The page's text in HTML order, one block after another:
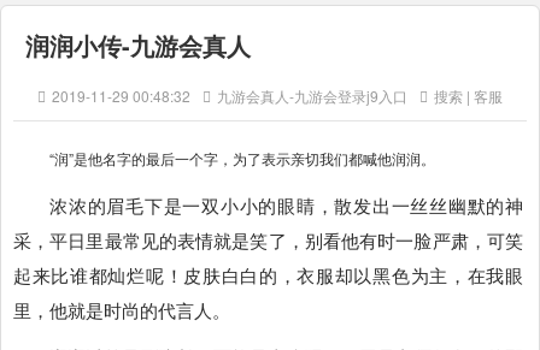
润润小传-九游会真人
2019-11-29 00:48:32 九游会真人-九游会登录j9入口 搜索 | 客服
“润”是他名字的最后一个字，为了表示亲切我们都喊他润润。
浓浓的眉毛下是一双小小的眼睛，散发出一丝丝幽默的神
采，平日里最常见的表情就是笑了，别看他有时一脸严肃，可笑
起来比谁都灿烂呢！皮肤白白的，衣服却以黑色为主，在我眼
里，他就是时尚的代言人。